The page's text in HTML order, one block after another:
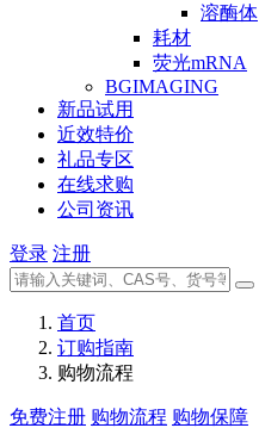
溶酶体
耗材
荧光mRNA
BGIMAGING
新品试用
近效特价
礼品专区
在线求购
公司资讯
登录 注册
首页
订购指南
购物流程
免费注册 购物流程 购物保障